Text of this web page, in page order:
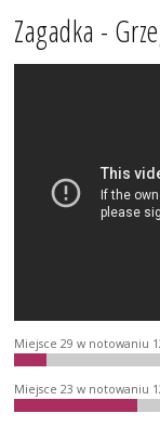
Zagadka -
Miejsce 29 w notowaniu
Miejsce 23 w notowaniu